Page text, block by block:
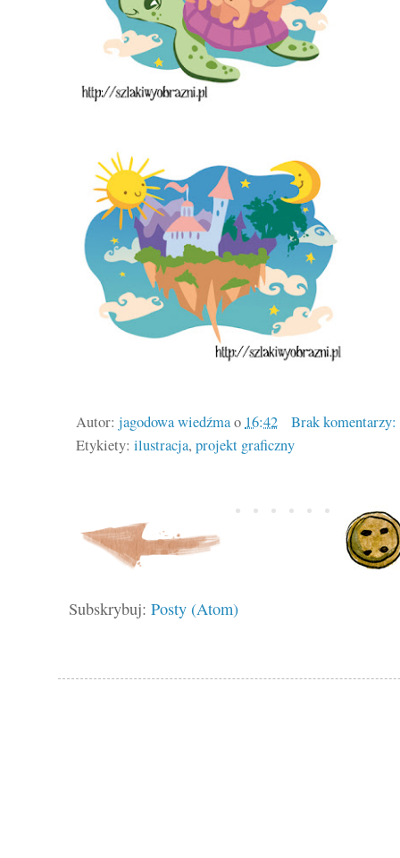
Autor: jagodowa wiedźmao 16:42
Brak komentarzy:
Etykiety: ilustracja, projekt graficzny
Subskrybuj: Posty (Atom)